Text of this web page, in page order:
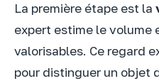
La première étape est la
expert estime le volume
valorisables. Ce regard
pour distinguer un objet